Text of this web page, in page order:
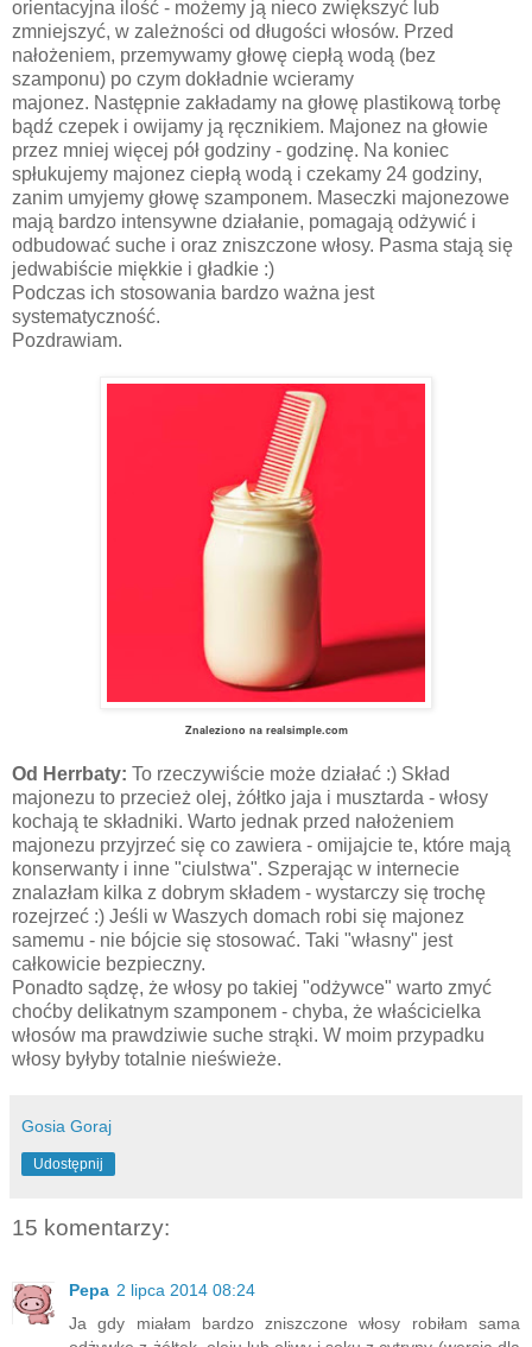
orientacyjna ilość - możemy ją nieco zwiększyć lub
zmniejszyć, w zależności od długości włosów. Przed
nałożeniem, przemywamy głowę ciepłą wodą (bez
szamponu) po czym dokładnie wcieramy
majonez. Następnie zakładamy na głowę plastikową torbę
bądź czepek i owijamy ją ręcznikiem. Majonez na głowie
przez mniej więcej pół godziny - godzinę. Na koniec
spłukujemy majonez ciepłą wodą i czekamy 24 godziny,
zanim umyjemy głowę szamponem. Maseczki majonezowe
mają bardzo intensywne działanie, pomagają odżywić i
odbudować suche i oraz zniszczone włosy. Pasma stają się
jedwabiście miękkie i gładkie :)
Podczas ich stosowania bardzo ważna jest
systematyczność.
Pozdrawiam.
Znaleziono na realsimple.com
Od Herrbaty: To rzeczywiście może działać :) Skład
majonezu to przecież olej, żółtko jaja i musztarda - włosy
kochają te składniki. Warto jednak przed nałożeniem
majonezu przyjrzeć się co zawiera - omijajcie te, które mają
konserwanty i inne "ciulstwa". Szperając w internecie
znalazłam kilka z dobrym składem - wystarczy się trochę
rozejrzeć :) Jeśli w Waszych domach robi się majonez
samemu - nie bójcie się stosować. Taki "własny" jest
całkowicie bezpieczny.
Ponadto sądzę, że włosy po takiej "odżywce" warto zmyć
choćby delikatnym szamponem - chyba, że właścicielka
włosów ma prawdziwie suche strąki. W moim przypadku
włosy byłyby totalnie nieświeże.
Gosia Goraj
Udostępnij
15 komentarzy:
Pepa 2 lipca 2014 08:24
Ja gdy miałam bardzo zniszczone włosy robiłam sama